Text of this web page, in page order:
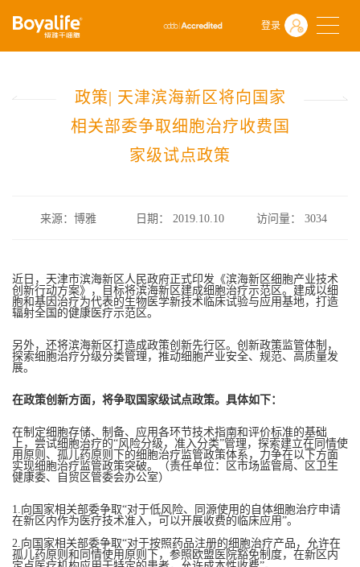
登录
首页 什么是干细胞
行业政策
政策| 天津滨海新区将向国家相关部委争取细胞治疗收费国家级试点政
政策| 天津滨海新区将向国家
相关部委争取细胞治疗收费国
家级试点政策
来源：博雅 日期： 2019.10.10 访问量：3034
近日，天津市滨海新区人民政府正式印发《滨海新区细胞产业技术
创新行动方案》，目标将滨海新区建成细胞治疗示范区。建成以细
胞和基因治疗为代表的生物医学新技术临床试验与应用基地，打造
辐射全国的健康医疗示范区。
另外，还将滨海新区打造成政策创新先行区。创新政策监管体制，
探索细胞治疗分级分类管理，推动细胞产业安全、规范、高质量发
展。
在政策创新方面，将争取国家级试点政策。具体如下：
在制定细胞存储、制备、应用各环节技术指南和评价标准的基础
上，尝试细胞治疗的“风险分级，准入分类”管理，探索建立在同情使
用原则、孤儿药原则下的细胞治疗监管政策体系，力争在以下方面
实现细胞治疗监管政策突破。（责任单位：区市场监管局、区卫生
健康委、自贸区管委会办公室）
1.向国家相关部委争取“对于低风险、同源使用的自体细胞治疗申请
在新区内作为医疗技术准入，可以开展收费的临床应用”。
2.向国家相关部委争取“对于按照药品注册的细胞治疗产品，允许在
孤儿药原则和同情使用原则下，参照欧盟医院豁免制度，在新区内